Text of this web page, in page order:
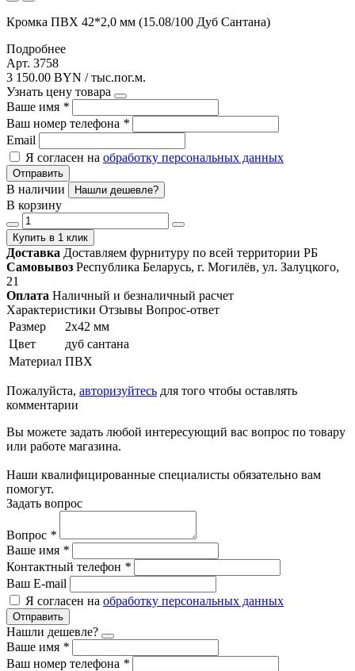
Кромка ПВХ 42*2,0 мм (15.08/100 Дуб Сантана)
Подробнее
Арт. 3758
3 150.00 BYN / тыс.пог.м.
Узнать цену товара
Ваше имя *
Ваш номер телефона *
Email
Я согласен на обработку персональных данных
Отправить
В наличии Нашли дешевле?
В корзину
Купить в 1 клик
Доставка Доставляем фурнитуру по всей территории РБ
Самовывоз Республика Беларусь, г. Могилёв, ул. Залуцкого,
21
Оплата Наличный и безналичный расчет
Характеристики Отзывы Вопрос-ответ
Размер
2х42 мм
Цвет
дуб сантана
Материал ПВХ
Пожалуйста, авторизуйтесь для того чтобы оставлять
комментарии
Вы можете задать любой интересующий вас вопрос по товару
или работе магазина.
Наши квалифицированные специалисты обязательно вам
помогут.
Задать вопрос
Вопрос *
Ваше имя *
Контактный телефон *
Ваш E-mail
Я согласен на обработку персональных данных
Отправить
Нашли дешевле?
Ваше имя *
Ваш номер телефона *